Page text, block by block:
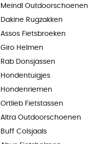
Meindl Outdoorschoenen
Dakine Rugzakken
Assos Fietsbroeken
Giro Helmen
Rab Donsjassen
Hondentuigjes
Hondenriemen
Ortlieb Fietstassen
Altra Outdoorschoenen
Buff Colsjaals